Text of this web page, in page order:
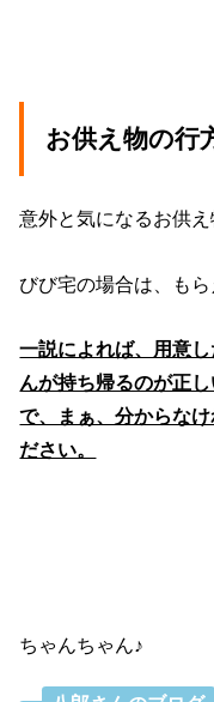
お供え物の行
意外と気になるお供え
びび宅の場合は、も
一説によれば、用意
んが持ち帰るのが正
で、まぁ、分からな
ださい。
ちゃんちゃん♪